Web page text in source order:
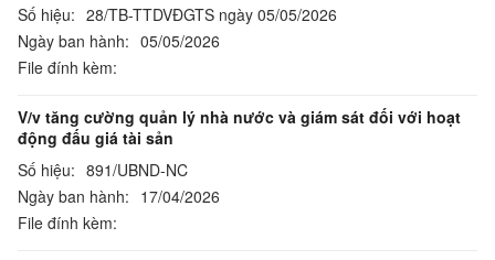
Số hiệu: 28/TB-TTDVĐGTS ngày 05/05/2026
Ngày ban hành: 05/05/2026
File đính kèm:
V/v tăng cường quản lý nhà nước và giám sát đối với hoạt
động đấu giá tài sản
Số hiệu: 891/UBND-NC
Ngày ban hành: 17/04/2026
File đính kèm: